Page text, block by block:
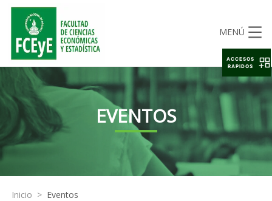
MENÚ
EVENTOS
Inicio > Eventos
ACCESOS
RAPIDOS